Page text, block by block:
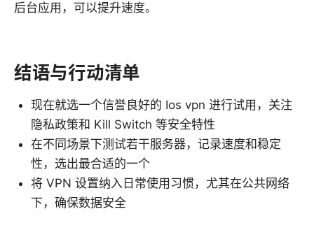
后台应用，可以提升速度。
结语与行动清单
现在就选一个信誉良好的 Ios vpn 进行试用，关注
隐私政策和 Kill Switch 等安全特性
在不同场景下测试若干服务器，记录速度和稳定
性，选出最合适的一个
将 VPN 设置纳入日常使用习惯，尤其在公共网络
下，确保数据安全